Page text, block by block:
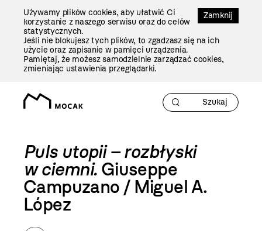
Zamknij
Używamy plików cookies, aby ułatwić Ci
korzystanie z naszego serwisu oraz do celów
statystycznych.
Jeśli nie blokujesz tych plików, to zgadzasz się na ich
użycie oraz zapisanie w pamięci urządzenia.
Pamiętaj, że możesz samodzielnie zarządzać cookies,
zmieniając ustawienia przeglądarki.
Puls utopii – rozbłyski
w ciemni. Giuseppe
Campuzano / Miguel A.
López